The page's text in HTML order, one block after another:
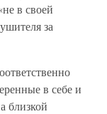
в своей
за
в себе и
близкой